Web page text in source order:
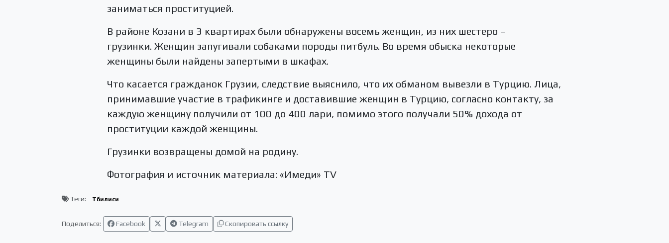
заниматься проституцией.
В районе Козани в 3 квартирах были обнаружены восемь женщин, из них шестеро –
грузинки. Женщин запугивали собаками породы питбуль. Во время обыска некоторые
женщины были найдены запертыми в шкафах.
Что касается гражданок Грузии, следствие выяснило, что их обманом вывезли в Турцию. Лица,
принимавшие участие в трафикинге и доставившие женщин в Турцию, согласно контакту, за
каждую женщину получили от 100 до 400 лари, помимо этого получали 50% дохода от
проституции каждой женщины.
Грузинки возвращены домой на родину.
Фотография и источник материала: «Имеди» TV
Теги: Тбилиси
Поделиться: Facebook Telegram Скопировать ссылку